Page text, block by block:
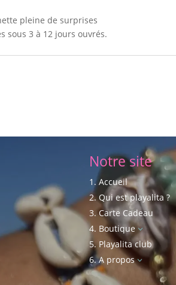
pleine de surprises
sous 3 à 12 jours ouvrés.
Notre site
Accueil
Qui est playalita ?
Carte Cadeau
Boutique 3
Playalita club
A propos3